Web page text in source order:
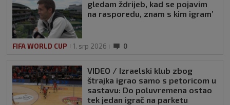
gledam ždrijeb, kad se pojavim
na rasporedu, znam s kim igram’
FIFA WORLD CUP 1. srp 2026 0
VIDEO / Izraelski klub zbog
štrajka igrao samo s petoricom u
sastavu: Do poluvremena ostao
tek jedan igrač na parketu